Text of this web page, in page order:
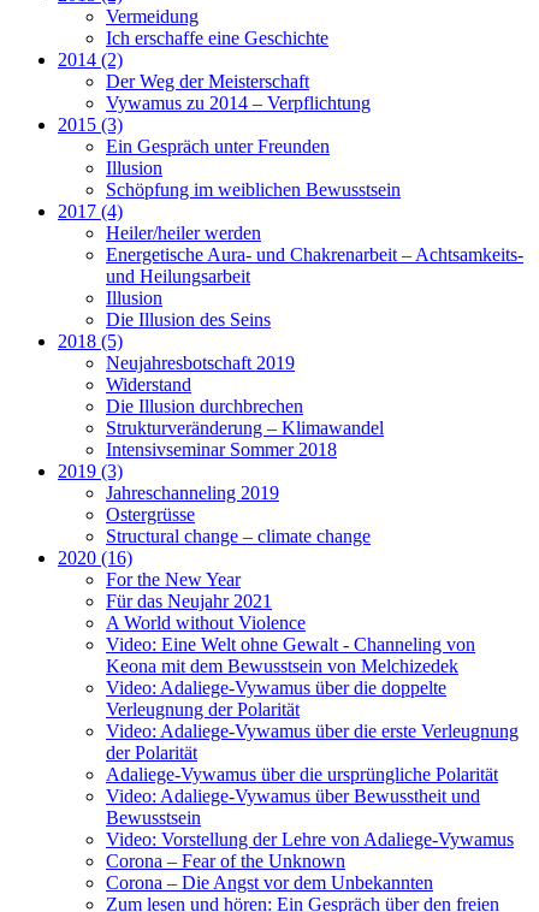
Vermeidung
Ich erschaffe eine Geschichte
2014 (2)
Der Weg der Meisterschaft
Vywamus zu 2014 – Verpflichtung
2015 (3)
Ein Gespräch unter Freunden
Illusion
Schöpfung im weiblichen Bewusstsein
2017 (4)
Heiler/heiler werden
Energetische Aura- und Chakrenarbeit – Achtsamkeits-
und Heilungsarbeit
Illusion
Die Illusion des Seins
2018 (5)
Neujahresbotschaft 2019
Widerstand
Die Illusion durchbrechen
Strukturveränderung – Klimawandel
Intensivseminar Sommer 2018
2019 (3)
Jahreschanneling 2019
Ostergrüsse
Structural change – climate change
2020 (16)
For the New Year
Für das Neujahr 2021
A World without Violence
Video: Eine Welt ohne Gewalt - Channeling von
Keona mit dem Bewusstsein von Melchizedek
Video: Adaliege-Vywamus über die doppelte
Verleugnung der Polarität
Video: Adaliege-Vywamus über die erste Verleugnung
der Polarität
Adaliege-Vywamus über die ursprüngliche Polarität
Video: Adaliege-Vywamus über Bewusstheit und
Bewusstsein
Video: Vorstellung der Lehre von Adaliege-Vywamus
Corona – Fear of the Unknown
Corona – Die Angst vor dem Unbekannten
Zum lesen und hören: Ein Gespräch über den freien